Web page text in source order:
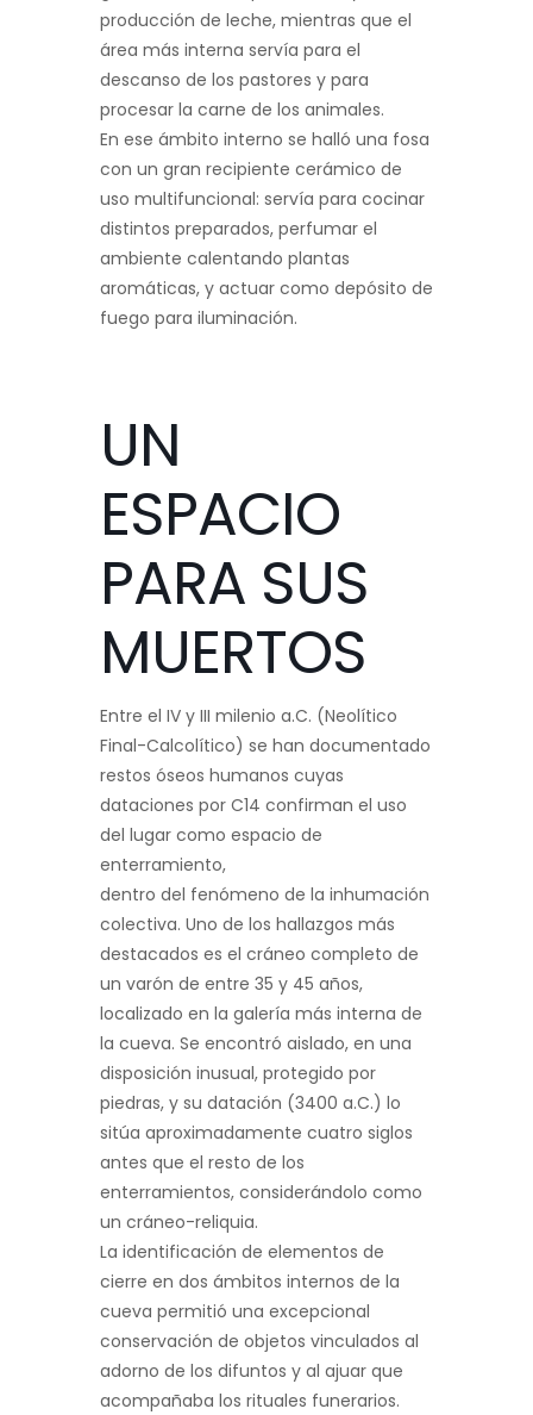
producción de leche, mientras que el
área más interna servía para el
descanso de los pastores y para
procesar la carne de los animales.
En ese ámbito interno se halló una fosa
con un gran recipiente cerámico de
uso multifuncional: servía para cocinar
distintos preparados, perfumar el
ambiente calentando plantas
aromáticas, y actuar como depósito de
fuego para iluminación.
UN
ESPACIO
PARA SUS
MUERTOS
Entre el IV y III milenio a.C. (Neolítico
Final-Calcolítico) se han documentado
restos óseos humanos cuyas
dataciones por C14 confirman el uso
del lugar como espacio de
enterramiento,
dentro del fenómeno de la inhumación
colectiva. Uno de los hallazgos más
destacados es el cráneo completo de
un varón de entre 35 y 45 años,
localizado en la galería más interna de
la cueva. Se encontró aislado, en una
disposición inusual, protegido por
piedras, y su datación (3400 a.C.) lo
sitúa aproximadamente cuatro siglos
antes que el resto de los
enterramientos, considerándolo como
un cráneo-reliquia.
La identificación de elementos de
cierre en dos ámbitos internos de la
cueva permitió una excepcional
conservación de objetos vinculados al
adorno de los difuntos y al ajuar que
acompañaba los rituales funerarios.